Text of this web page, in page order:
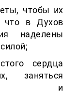
чтобы их
что в Духов
наделены
сердца
заняться
и